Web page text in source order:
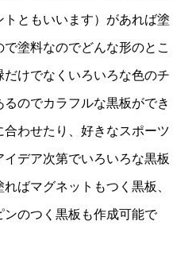
ともいいます）があれば塗
塗料なのでどんな形のとこ
けでなくいろいろな色のチ
のでカラフルな黒板ができ
わせたり、好きなスポーツ
デア次第でいろいろな黒板
ばマグネットもつく黒板、
のつく黒板も作成可能で